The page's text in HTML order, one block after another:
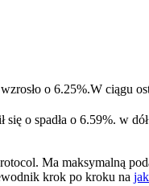
o 6.25%.W ciągu
się o spadła o 6.59%. w
Ma maksymalną
krok po kroku na